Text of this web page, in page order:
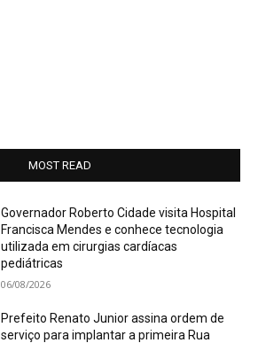
MOST READ
Governador Roberto Cidade visita Hospital
Francisca Mendes e conhece tecnologia
utilizada em cirurgias cardíacas
pediátricas
06/08/2026
Prefeito Renato Junior assina ordem de
serviço para implantar a primeira Rua